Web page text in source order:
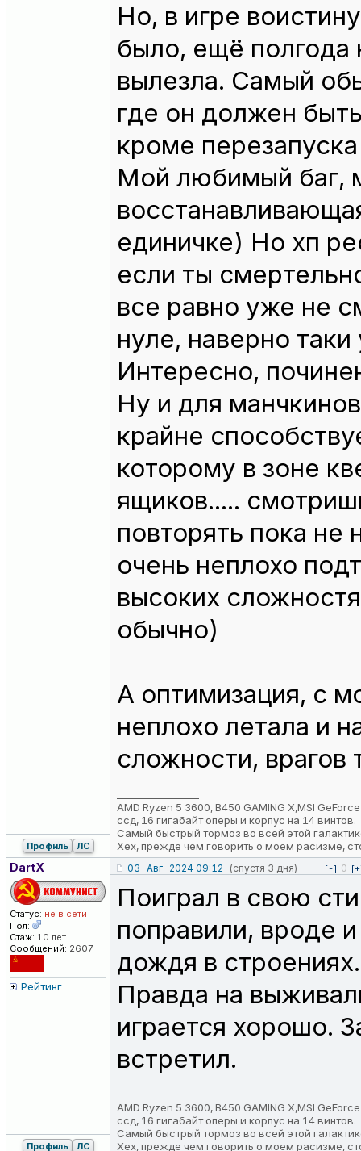
Но, в игре
было, ещё полгода
вылезла. Самый
где он должен
кроме
Мой любимый баг,
единичке) Но хп
если ты
все равно уже не
нуле, наверно
Интересно,
Ну и для
крайне
которому в зоне
ящиков.....
повторять пока
очень неплохо
высоких
обычно)
А оптимизация, с
неплохо летала и
сложности, врагов
AMD Ryzen 5 3600, B450 GAMING X,MSI
ссд, 16 гигабайт оперы и корпус на 14 винтов.
Самый быстрый тормоз во всей этой
Хех, прежде чем говорить о моем расизме,
Профиль ЛС
DartX
Статус: не в сети
Пол:
Стаж: 10 лет
Сообщений: 2607
Рейтинг
03-Авг-2024 09:12 (спустя 3 дня) [-] 0
Поиграл в свою
поправили, вроде
дождя в строениях.
Правда на
играется хорошо.
встретил.
AMD Ryzen 5 3600, B450 GAMING X,MSI
ссд, 16 гигабайт оперы и корпус на 14 винтов.
Самый быстрый тормоз во всей этой
Хех, прежде чем говорить о моем расизме,
Профиль ЛС